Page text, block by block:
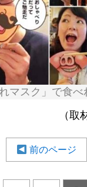
れマスク」で食べ
（取
前のページ